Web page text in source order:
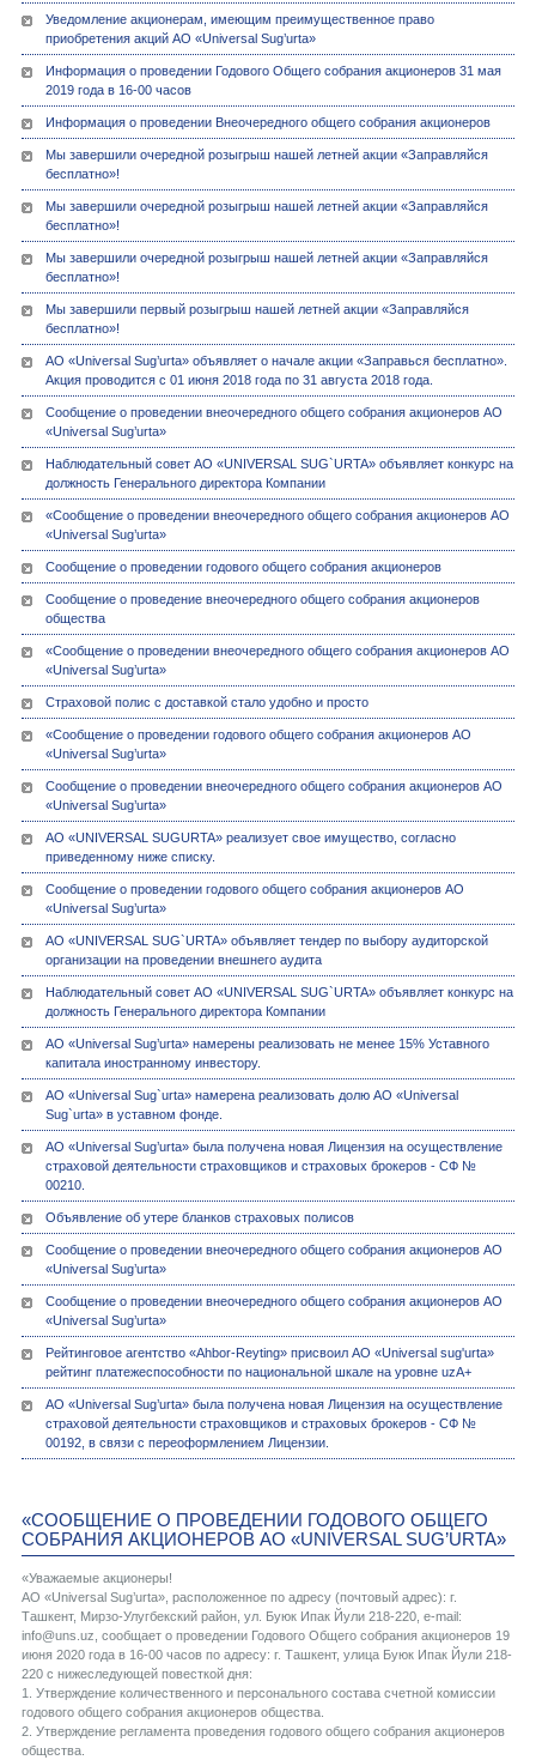
Уведомление акционерам, имеющим преимущественное право
приобретения акций АО «Universal Sug’urta»
Информация о проведении Годового Общего собрания акционеров 31 мая
2019 года в 16-00 часов
Информация о проведении Внеочередного общего собрания акционеров
Мы завершили очередной розыгрыш нашей летней акции «Заправляйся
бесплатно»!
Мы завершили очередной розыгрыш нашей летней акции «Заправляйся
бесплатно»!
Мы завершили очередной розыгрыш нашей летней акции «Заправляйся
бесплатно»!
Мы завершили первый розыгрыш нашей летней акции «Заправляйся
бесплатно»!
АО «Universal Sug’urta» объявляет о начале акции «Заправься бесплатно».
Акция проводится с 01 июня 2018 года по 31 августа 2018 года.
Сообщение о проведении внеочередного общего собрания акционеров АО
«Universal Sug’urta»
Наблюдательный совет АО «UNIVERSAL SUG`URTA» объявляет конкурс на
должность Генерального директора Компании
«Сообщение о проведении внеочередного общего собрания акционеров АО
«Universal Sug’urta»
Сообщение о проведении годового общего собрания акционеров
Сообщение о проведение внеочередного общего собрания акционеров
общества
«Сообщение о проведении внеочередного общего собрания акционеров АО
«Universal Sug’urta»
Страховой полис с доставкой стало удобно и просто
«Сообщение о проведении годового общего собрания акционеров АО
«Universal Sug’urta»
Сообщение о проведении внеочередного общего собрания акционеров АО
«Universal Sug’urta»
АО «UNIVERSAL SUGURTA» реализует свое имущество, согласно
приведенному ниже списку.
Сообщение о проведении годового общего собрания акционеров АО
«Universal Sug’urta»
АО «UNIVERSAL SUG`URTA» объявляет тендер по выбору аудиторской
организации на проведении внешнего аудита
Наблюдательный совет АО «UNIVERSAL SUG`URTA» объявляет конкурс на
должность Генерального директора Компании
АО «Universal Sug’urta» намерены реализовать не менее 15% Уставного
капитала иностранному инвестору.
АО «Universal Sug`urta» намерена реализовать долю АО «Universal
Sug`urta» в уставном фонде.
АО «Univеrsal Sug’urta» была получена новая Лицензия на осуществление
страховой деятельности страховщиков и страховых брокеров - СФ №
00210.
Объявление об утере бланков страховых полисов
Сообщение о проведении внеочередного общего собрания акционеров АО
«Universal Sug’urta»
Сообщение о проведении внеочередного общего собрания акционеров АО
«Universal Sug’urta»
Рейтинговое агентство «Ahbor-Reyting» присвоил АО «Universal sug'urta»
рейтинг платежеспособности по национальной шкале на уровне uzA+
АО «Univеrsal Sug’urta» была получена новая Лицензия на осуществление
страховой деятельности страховщиков и страховых брокеров - СФ №
00192, в связи с переоформлением Лицензии.
«СООБЩЕНИЕ О ПРОВЕДЕНИИ ГОДОВОГО ОБЩЕГО
СОБРАНИЯ АКЦИОНЕРОВ АО «UNIVERSAL SUG’URTA»
«Уважаемые акционеры!
АО «Universal Sug’urta», расположенное по адресу (почтовый адрес): г.
Ташкент, Мирзо-Улугбекский район, ул. Буюк Ипак Йули 218-220, e-mail:
info@uns.uz, сообщает о проведении Годового Общего собрания акционеров 19
июня 2020 года в 16-00 часов по адресу: г. Ташкент, улица Буюк Ипак Йули 218-
220 с нижеследующей повесткой дня:
1. Утверждение количественного и персонального состава счетной комиссии
годового общего собрания акционеров общества.
2. Утверждение регламента проведения годового общего собрания акционеров
общества.